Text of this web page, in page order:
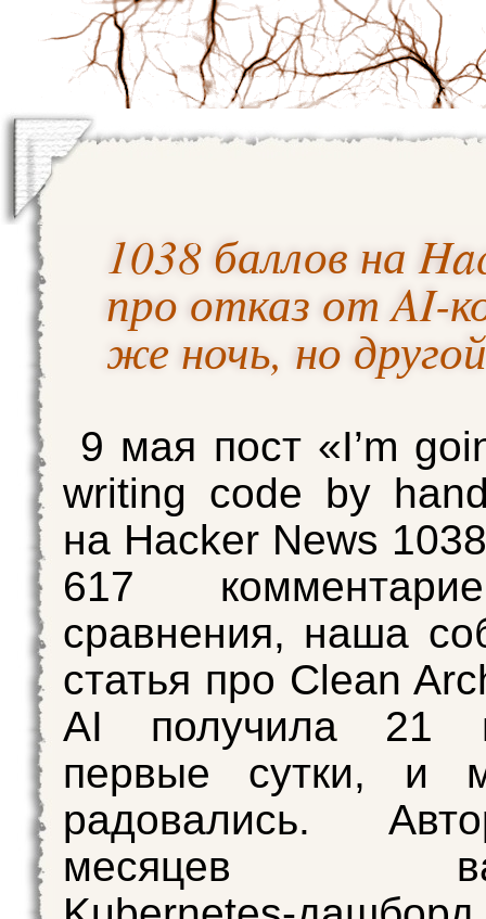
1038 баллов на
про отказ от AI-
же ночь, но
9 мая пост «I’m
writing code by
на Hacker News
617
сравнения, наша
статья про Clean
AI получила 21
первые сутки, и
радовались.
месяцев